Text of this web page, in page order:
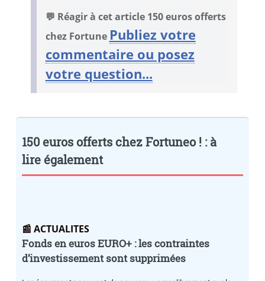
💬 Réagir à cet article 150 euros offerts
chez Fortune Publiez votre
commentaire ou posez
votre question...
150 euros offerts chez Fortuneo ! : à
lire également
📰 ACTUALITES
Fonds en euros EURO+ : les contraintes
d’investissement sont supprimées